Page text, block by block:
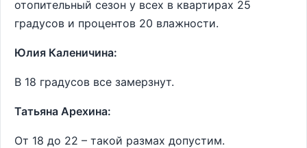
отопительный сезон у всех в квартирах 25
градусов и процентов 20 влажности.
Юлия Каленичина:
В 18 градусов все замерзнут.
Татьяна Арехина:
От 18 до 22 – такой размах допустим.